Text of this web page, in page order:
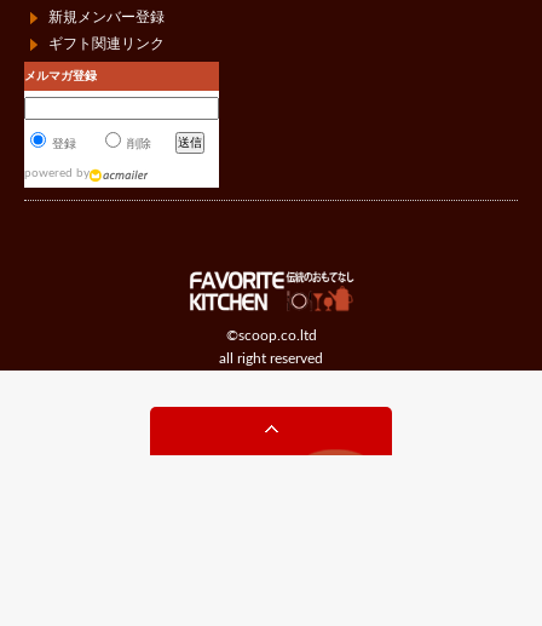
©scoop.co.ltd
all right reserved
新規メンバー登録
ギフト関連リンク
メルマガ登録
登録 削除
powered by